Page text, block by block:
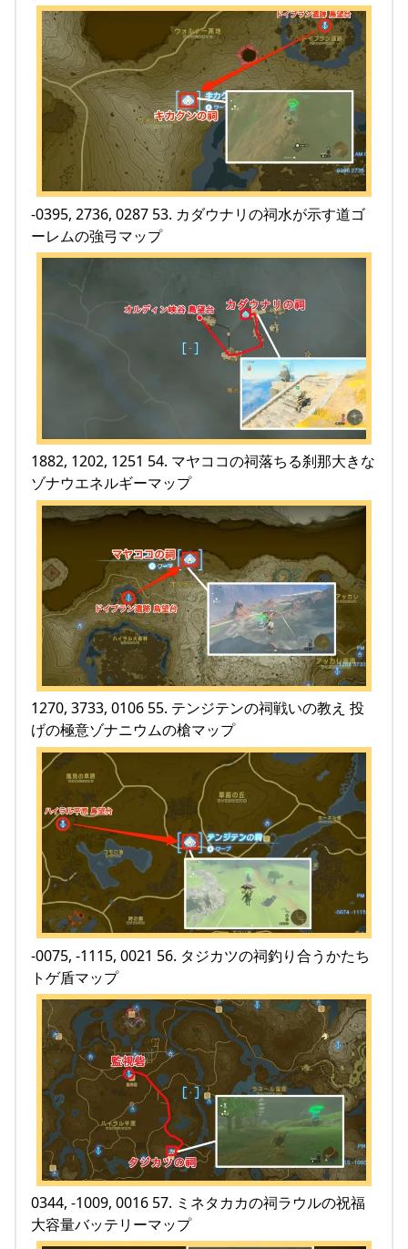
-0395, 2736, 0287 53. カダウナリの祠水が示す道ゴ
ーレムの強弓マップ
1882, 1202, 1251 54. マヤココの祠落ちる刹那大きな
ゾナウエネルギーマップ
1270, 3733, 0106 55. テンジテンの祠戦いの教え 投
げの極意ゾナニウムの槍マップ
-0075, -1115, 0021 56. タジカツの祠釣り合うかたち
トゲ盾マップ
0344, -1009, 0016 57. ミネタカカの祠ラウルの祝福
大容量バッテリーマップ